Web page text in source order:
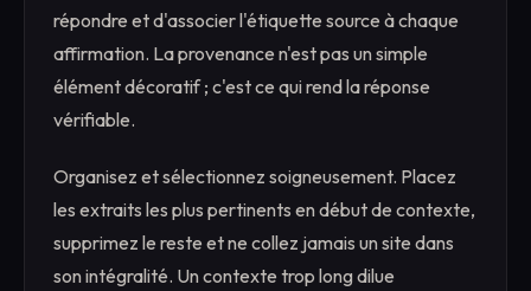
répondre et d'associer l'étiquette source à chaque
affirmation. La provenance n'est pas un simple
élément décoratif ; c'est ce qui rend la réponse
vérifiable.
Organisez et sélectionnez soigneusement. Placez
les extraits les plus pertinents en début de contexte,
supprimez le reste et ne collez jamais un site dans
son intégralité. Un contexte trop long dilue